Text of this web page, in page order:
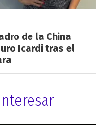
de la China
Icardi tras el